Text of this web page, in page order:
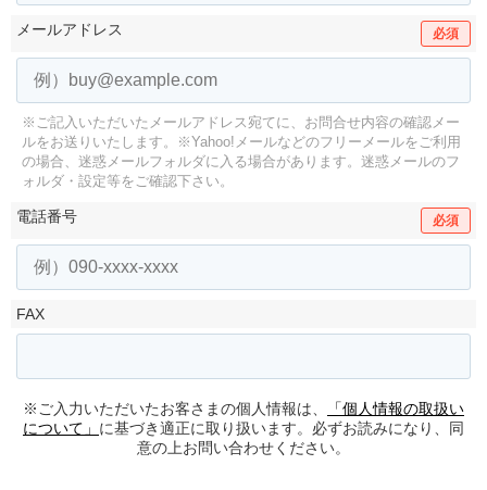
メールアドレス 必須
※ご記入いただいたメールアドレス宛てに、お問合せ内容の確認メー
ルをお送りいたします。
※Yahoo!メールなどのフリーメールをご利用
の場合、迷惑メールフォルダに入る場合があります。 迷惑メールのフ
ォルダ・設定等をご確認下さい。
電話番号 必須
FAX
※ご入力いただいたお客さまの個人情報は、
「個人情報の取扱い
について」 に基づき適正に取り扱います。必ずお読みになり、同
意の上お問い合わせください。